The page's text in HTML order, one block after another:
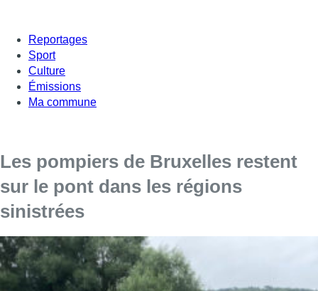
Reportages
Sport
Culture
Émissions
Ma commune
Les pompiers de Bruxelles restent
sur le pont dans les régions
sinistrées